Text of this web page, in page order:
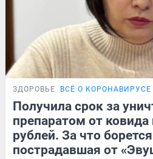
ЗДОРОВЬЕ ВСЁ О КОРОНАВИРУСЕ
Получила срок за
препаратом от ковида
рублей. За что
пострадавшая от